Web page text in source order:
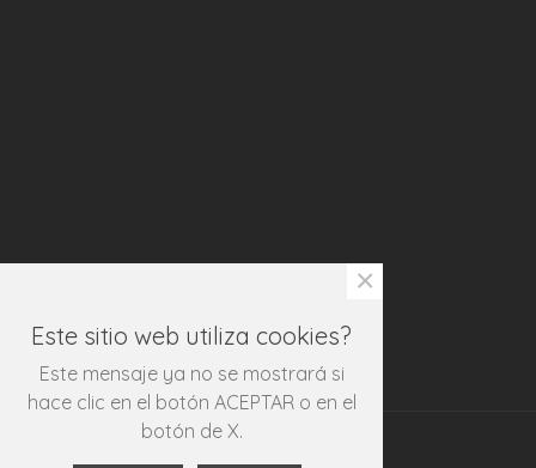
Este sitio web utiliza cookies?
Este mensaje ya no se mostrará si
hace clic en el botón ACEPTAR o en el
botón de X.
×